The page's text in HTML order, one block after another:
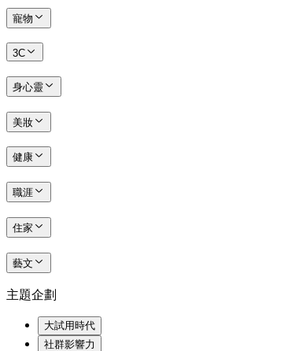
寵物
3C
身心靈
美妝
健康
職涯
住家
藝文
主題企劃
大試用時代
社群影響力